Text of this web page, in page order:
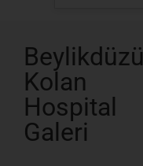
Beylikdüzü
Kolan
Hospital
Galeri